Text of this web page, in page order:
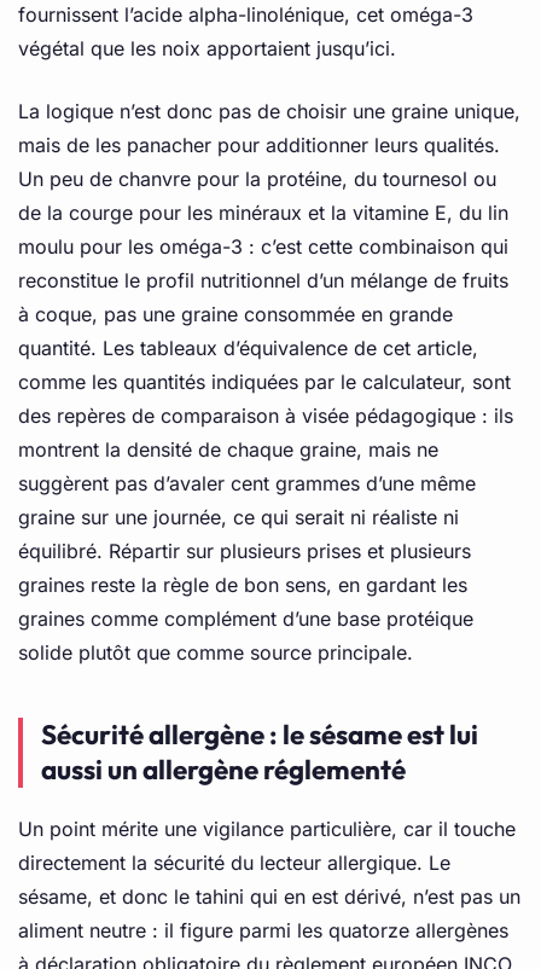
fournissent l’acide alpha-linolénique, cet oméga-3
végétal que les noix apportaient jusqu’ici.
La logique n’est donc pas de choisir une graine unique,
mais de les panacher pour additionner leurs qualités.
Un peu de chanvre pour la protéine, du tournesol ou
de la courge pour les minéraux et la vitamine E, du lin
moulu pour les oméga-3 : c’est cette combinaison qui
reconstitue le profil nutritionnel d’un mélange de fruits
à coque, pas une graine consommée en grande
quantité. Les tableaux d’équivalence de cet article,
comme les quantités indiquées par le calculateur, sont
des repères de comparaison à visée pédagogique : ils
montrent la densité de chaque graine, mais ne
suggèrent pas d’avaler cent grammes d’une même
graine sur une journée, ce qui serait ni réaliste ni
équilibré. Répartir sur plusieurs prises et plusieurs
graines reste la règle de bon sens, en gardant les
graines comme complément d’une base protéique
solide plutôt que comme source principale.
Sécurité allergène : le sésame est lui
aussi un allergène réglementé
Un point mérite une vigilance particulière, car il touche
directement la sécurité du lecteur allergique. Le
sésame, et donc le tahini qui en est dérivé, n’est pas un
aliment neutre : il figure parmi les quatorze allergènes
à déclaration obligatoire du règlement européen INCO,